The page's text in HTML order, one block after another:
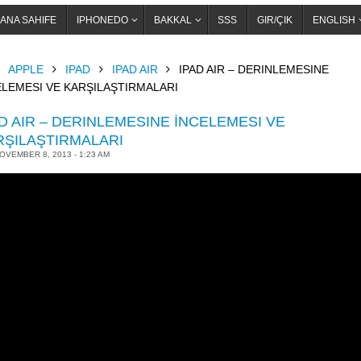
ANA SAHIFE IPHONEDO BAKKAL SSS GIR/ÇIK ENGLISH
APPLE IPAD IPAD AIR
IPAD AIR – DERINLEMESINE
VE KARŞILAŞTIRMALARI
AIR – DERINLEMESINE İNCELEMESI VE
8, 2013 - 1:23 AM